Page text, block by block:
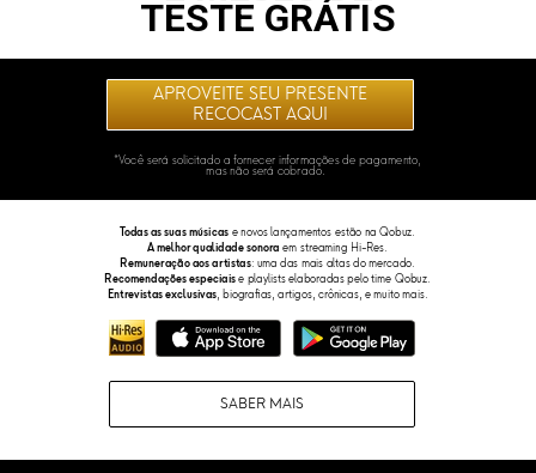
TESTE GRÁTIS
*Você será solicitado a fornecer informações de pagamento,
mas não será cobrado.
SABER MAIS
Todas as suas músicas e novos lançamentos estão na Qobuz.
A melhor qualidade sonora em streaming Hi-Res.
Remuneração aos artistas: uma das mais altas do mercado.
Recomendações especiaise playlists elaboradas pelo time Qobuz.
Entrevistas exclusivas, biografias, artigos, crônicas, e muito mais.
APROVEITE SEU PRESENTE
RECOCAST AQUI